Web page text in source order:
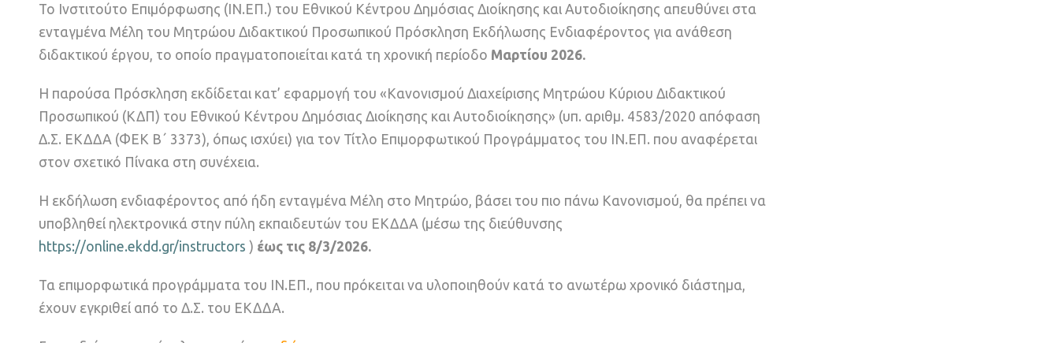
Το Ινστιτούτο Επιμόρφωσης (ΙΝ.ΕΠ.) του Εθνικού Κέντρου Δημόσιας Διοίκησης και Αυτοδιοίκησης απευθύνει στα
ενταγμένα Μέλη του Μητρώου Διδακτικού Προσωπικού Πρόσκληση Εκδήλωσης Ενδιαφέροντος για ανάθεση
διδακτικού έργου, το οποίο πραγματοποιείται κατά τη χρονική περίοδο Μαρτίου 2026.
Η παρούσα Πρόσκληση εκδίδεται κατ’ εφαρμογή του «Κανονισμού Διαχείρισης Μητρώου Κύριου Διδακτικού
Προσωπικού (ΚΔΠ) του Εθνικού Κέντρου Δημόσιας Διοίκησης και Αυτοδιοίκησης» (υπ. αριθμ. 4583/2020 απόφαση
Δ.Σ. ΕΚΔΔΑ (ΦΕΚ B΄ 3373), όπως ισχύει) για τον Τίτλο Επιμορφωτικού Προγράμματος του ΙΝ.ΕΠ. που αναφέρεται
στον σχετικό Πίνακα στη συνέχεια.
Η εκδήλωση ενδιαφέροντος από ήδη ενταγμένα Μέλη στο Μητρώο, βάσει του πιο πάνω Κανονισμού, θα πρέπει να
υποβληθεί ηλεκτρονικά στην πύλη εκπαιδευτών του ΕΚΔΔΑ (μέσω της διεύθυνσης
https://online.ekdd.gr/instructors ) έως τις 8/3/2026.
Τα επιμορφωτικά προγράμματα του ΙΝ.ΕΠ., που πρόκειται να υλοποιηθούν κατά το ανωτέρω χρονικό διάστημα,
έχουν εγκριθεί από το Δ.Σ. του ΕΚΔΔΑ.